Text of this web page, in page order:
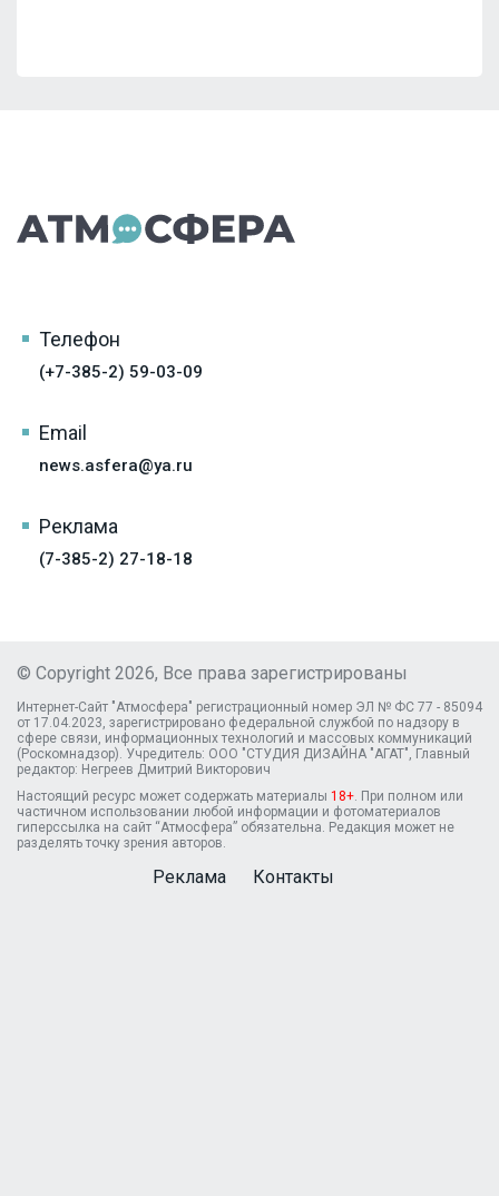
Телефон
(+7-385-2) 59-03-09
Email
news.asfera@ya.ru
Реклама
(7-385-2) 27-18-18
© Copyright 2026, Все права зарегистрированы
Интернет-Сайт "Атмосфера" регистрационный номер ЭЛ № ФС 77 - 85094
от 17.04.2023, зарегистрировано федеральной службой по надзору в
сфере связи, информационных технологий и массовых коммуникаций
(Роскомнадзор). Учредитель: ООО "СТУДИЯ ДИЗАЙНА "АГАТ", Главный
редактор: Негреев Дмитрий Викторович
Настоящий ресурс может содержать материалы 18+ . При полном или
частичном использовании любой информации и фотоматериалов
гиперссылка на сайт “Атмосфера” обязательна. Редакция может не
разделять точку зрения авторов.
Реклама Контакты